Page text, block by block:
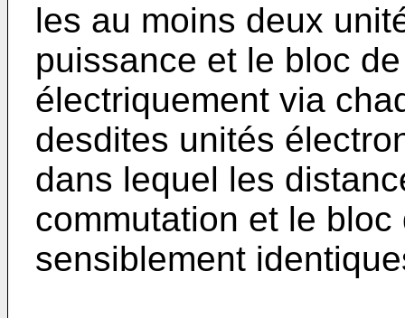
les au moins deux
puissance et le bloc
électriquement via
desdites unités
dans lequel les
commutation et le
sensiblement